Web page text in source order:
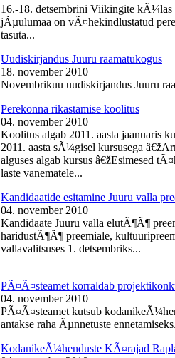
16.-18. detsembrini Viikingite
jÃµulumaa on vÃ¤hekindlustatud
tasuta...
Uudiskirjandus Juuru raamatukogus
18. november 2010
Novembrikuu uudiskirjandus Juuru
Perekonna rikastamise koolitus
04. november 2010
Koolitus algab 2011. aasta jaanuaris
2011. aasta sÃ¼gisel kursusega
alguses algab kursus â€žEsimesed
laste vanematele...
Kandidaatide esitamine Juuru valla
04. november 2010
Kandidaate Juuru valla elutÃ¶Ã¶
haridustÃ¶Ã¶ preemiale,
vallavalitsuses 1. detsembriks...
PÃ¤Ã¤steamet korraldab
04. november 2010
PÃ¤Ã¤steamet kutsub
antakse raha Ãµnnetuste
KodanikeÃ¼henduste KÃ¤rajad